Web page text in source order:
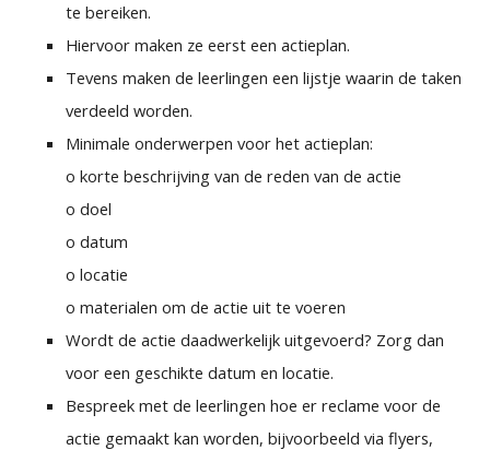
te bereiken.
Hiervoor maken ze eerst een actieplan.
Tevens maken de leerlingen een lijstje waarin de taken
verdeeld worden.
Minimale onderwerpen voor het actieplan:
o korte beschrijving van de reden van de actie
o doel
o datum
o locatie
o materialen om de actie uit te voeren
Wordt de actie daadwerkelijk uitgevoerd? Zorg dan
voor een geschikte datum en locatie.
Bespreek met de leerlingen hoe er reclame voor de
actie gemaakt kan worden, bijvoorbeeld via flyers,